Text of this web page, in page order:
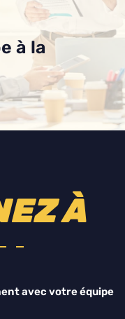
à la
À
avec votre équipe